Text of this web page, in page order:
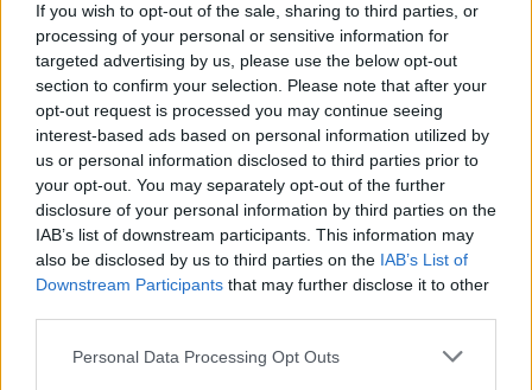
If you wish to opt-out of the sale, sharing to third parties, or
processing of your personal or sensitive information for
targeted advertising by us, please use the below opt-out
section to confirm your selection. Please note that after your
opt-out request is processed you may continue seeing
interest-based ads based on personal information utilized by
us or personal information disclosed to third parties prior to
your opt-out. You may separately opt-out of the further
disclosure of your personal information by third parties on the
IAB’s list of downstream participants. This information may
also be disclosed by us to third parties on the IAB’s List of
Downstream Participants that may further disclose it to other
Please note that this website/app uses one or more Google
Personal Data Processing Opt Outs
Napi horoszkóp 2026.
augusztus 8. – Az
Oroszlánkapu bátorságra
sarkall
Miért csókolóznak az
emberek? Íme a
tudományos magyarázat